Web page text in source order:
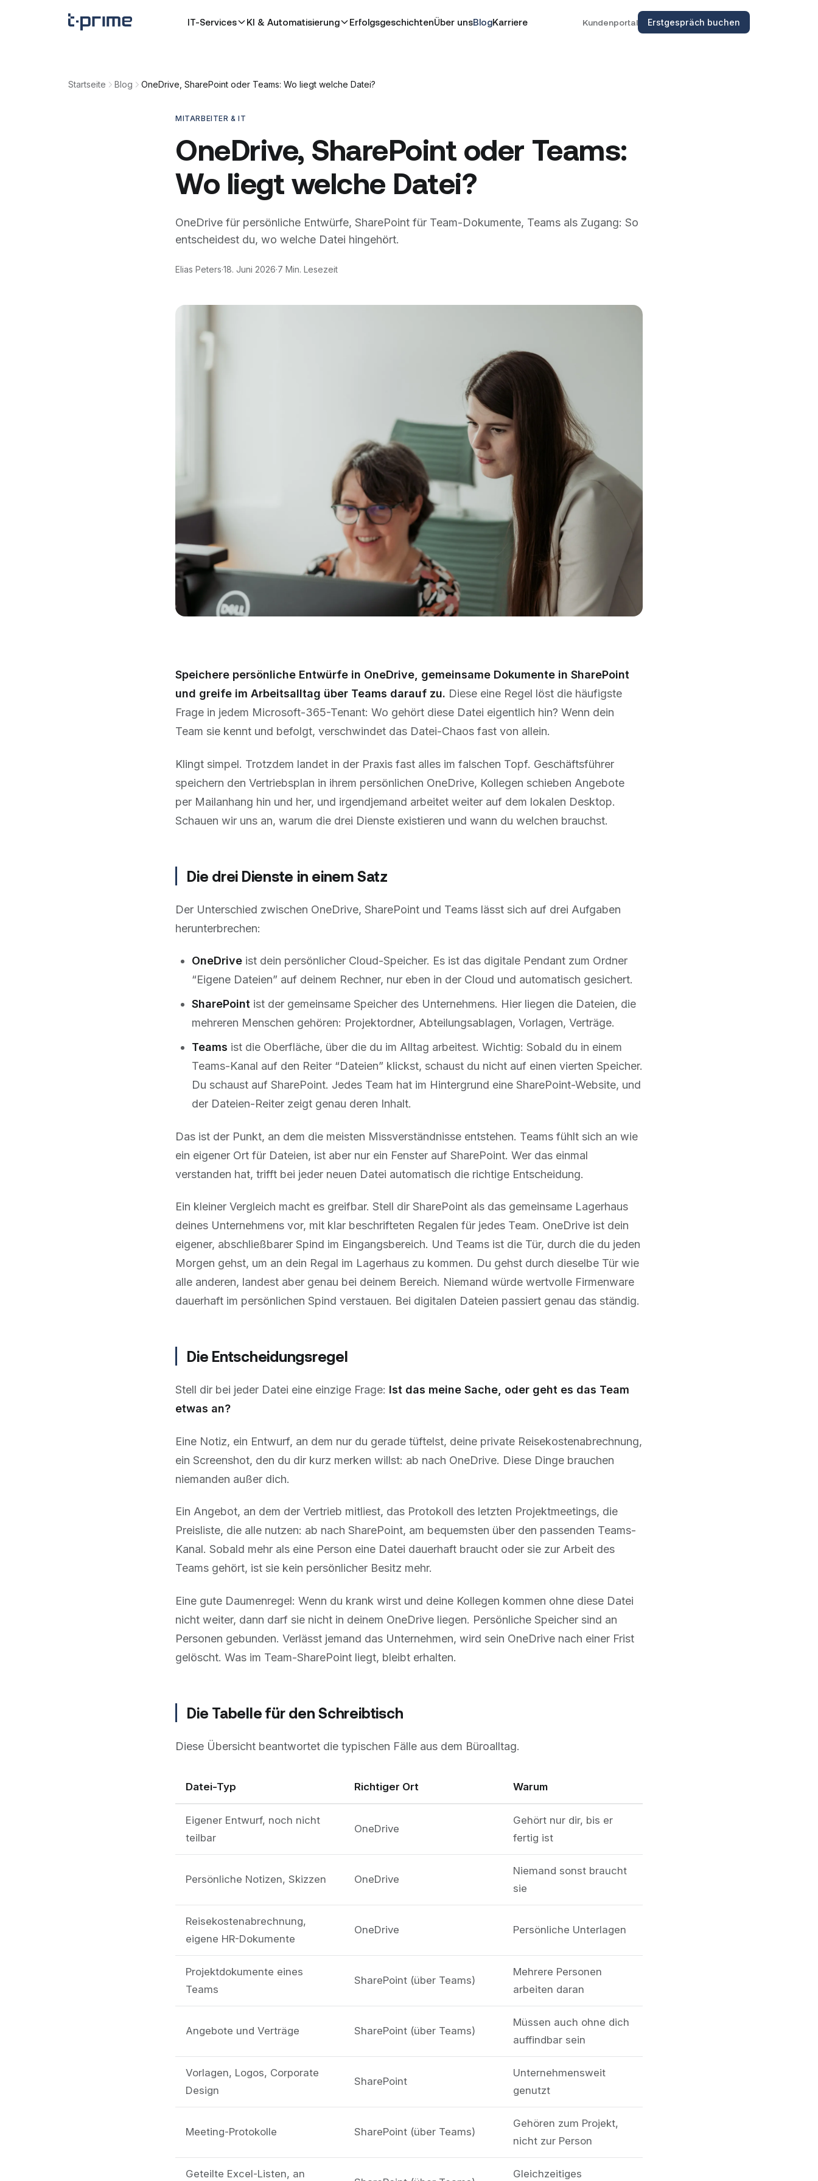
Zum Inhalt springen
IT-Services KI & Automatisierung ErfolgsgeschichtenÜber unsBlogKarriere Kundenportal Erstgespräch buchen
Startseite Blog OneDrive, SharePoint oder Teams: Wo liegt welche Datei?
MITARBEITER & IT
OneDrive, SharePoint oder Teams:
Wo liegt welche Datei?
OneDrive für persönliche Entwürfe, SharePoint für Team-Dokumente, Teams als Zugang: So
entscheidest du, wo welche Datei hingehört.
Elias Peters·18. Juni 2026·7 Min. Lesezeit
Speichere persönliche Entwürfe in OneDrive, gemeinsame Dokumente in SharePoint
und greife im Arbeitsalltag über Teams darauf zu. Diese eine Regel löst die häufigste
Frage in jedem Microsoft-365-Tenant: Wo gehört diese Datei eigentlich hin? Wenn dein
Team sie kennt und befolgt, verschwindet das Datei-Chaos fast von allein.
Klingt simpel. Trotzdem landet in der Praxis fast alles im falschen Topf. Geschäftsführer
speichern den Vertriebsplan in ihrem persönlichen OneDrive, Kollegen schieben Angebote
per Mailanhang hin und her, und irgendjemand arbeitet weiter auf dem lokalen Desktop.
Schauen wir uns an, warum die drei Dienste existieren und wann du welchen brauchst.
Die drei Dienste in einem Satz
Der Unterschied zwischen OneDrive, SharePoint und Teams lässt sich auf drei Aufgaben
herunterbrechen:
OneDrive ist dein persönlicher Cloud-Speicher. Es ist das digitale Pendant zum Ordner
“Eigene Dateien” auf deinem Rechner, nur eben in der Cloud und automatisch gesichert.
SharePoint ist der gemeinsame Speicher des Unternehmens. Hier liegen die Dateien, die
mehreren Menschen gehören: Projektordner, Abteilungsablagen, Vorlagen, Verträge.
Teams ist die Oberfläche, über die du im Alltag arbeitest. Wichtig: Sobald du in einem
Teams-Kanal auf den Reiter “Dateien” klickst, schaust du nicht auf einen vierten Speicher.
Du schaust auf SharePoint. Jedes Team hat im Hintergrund eine SharePoint-Website, und
der Dateien-Reiter zeigt genau deren Inhalt.
Das ist der Punkt, an dem die meisten Missverständnisse entstehen. Teams fühlt sich an wie
ein eigener Ort für Dateien, ist aber nur ein Fenster auf SharePoint. Wer das einmal
verstanden hat, trifft bei jeder neuen Datei automatisch die richtige Entscheidung.
Ein kleiner Vergleich macht es greifbar. Stell dir SharePoint als das gemeinsame Lagerhaus
deines Unternehmens vor, mit klar beschrifteten Regalen für jedes Team. OneDrive ist dein
eigener, abschließbarer Spind im Eingangsbereich. Und Teams ist die Tür, durch die du jeden
Morgen gehst, um an dein Regal im Lagerhaus zu kommen. Du gehst durch dieselbe Tür wie
alle anderen, landest aber genau bei deinem Bereich. Niemand würde wertvolle Firmenware
dauerhaft im persönlichen Spind verstauen. Bei digitalen Dateien passiert genau das ständig.
Die Entscheidungsregel
Stell dir bei jeder Datei eine einzige Frage: Ist das meine Sache, oder geht es das Team
etwas an?
Eine Notiz, ein Entwurf, an dem nur du gerade tüftelst, deine private Reisekostenabrechnung,
ein Screenshot, den du dir kurz merken willst: ab nach OneDrive. Diese Dinge brauchen
niemanden außer dich.
Ein Angebot, an dem der Vertrieb mitliest, das Protokoll des letzten Projektmeetings, die
Preisliste, die alle nutzen: ab nach SharePoint, am bequemsten über den passenden Teams-
Kanal. Sobald mehr als eine Person eine Datei dauerhaft braucht oder sie zur Arbeit des
Teams gehört, ist sie kein persönlicher Besitz mehr.
Eine gute Daumenregel: Wenn du krank wirst und deine Kollegen kommen ohne diese Datei
nicht weiter, dann darf sie nicht in deinem OneDrive liegen. Persönliche Speicher sind an
Personen gebunden. Verlässt jemand das Unternehmen, wird sein OneDrive nach einer Frist
gelöscht. Was im Team-SharePoint liegt, bleibt erhalten.
Die Tabelle für den Schreibtisch
Diese Übersicht beantwortet die typischen Fälle aus dem Büroalltag.
Datei-Typ Richtiger Ort Warum
Eigener Entwurf, noch nicht
teilbar
OneDrive
Gehört nur dir, bis er
fertig ist
Persönliche Notizen, Skizzen OneDrive
Niemand sonst braucht
sie
Reisekostenabrechnung,
eigene HR-Dokumente
OneDrive Persönliche Unterlagen
Projektdokumente eines
Teams
SharePoint (über Teams)
Mehrere Personen
arbeiten daran
Angebote und Verträge SharePoint (über Teams)
Müssen auch ohne dich
auffindbar sein
Vorlagen, Logos, Corporate
Design
SharePoint
Unternehmensweit
genutzt
Meeting-Protokolle SharePoint (über Teams)
Gehören zum Projekt,
nicht zur Person
Geteilte Excel-Listen, an Gleichzeitiges